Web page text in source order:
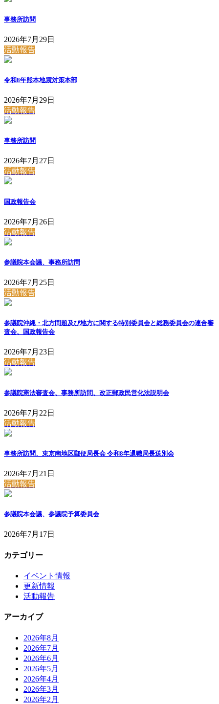
事務所訪問
2026年7月29日
活動報告
令和8年熊本地震対策本部
2026年7月29日
活動報告
事務所訪問
2026年7月27日
活動報告
国政報告会
2026年7月26日
活動報告
参議院本会議、事務所訪問
2026年7月25日
活動報告
参議院沖縄・北方問題及び地方に関する特別委員会と総務委員会の連合審
査会、国政報告会
2026年7月23日
活動報告
参議院憲法審査会、事務所訪問、改正郵政民営化法説明会
2026年7月22日
活動報告
事務所訪問、東京南地区郵便局長会 令和8年退職局長送別会
2026年7月21日
活動報告
参議院本会議、参議院予算委員会
2026年7月17日
カテゴリー
イベント情報
更新情報
活動報告
アーカイブ
2026年8月
2026年7月
2026年6月
2026年5月
2026年4月
2026年3月
2026年2月